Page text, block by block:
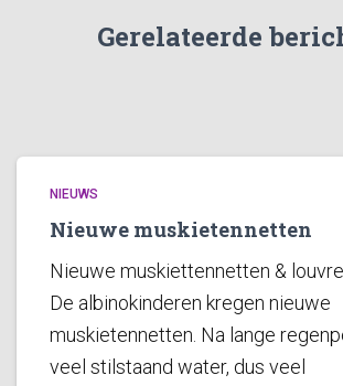
Gerelateerde
NIEUWS
Nieuwe muskietennetten
Nieuwe muskiettennetten &
De albinokinderen kregen nieuwe
muskietennetten. Na lange
veel stilstaand water, dus veel